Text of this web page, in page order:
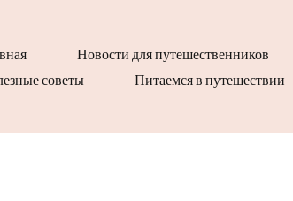
Новости для путешественников
советы
Питаемся в путешествии